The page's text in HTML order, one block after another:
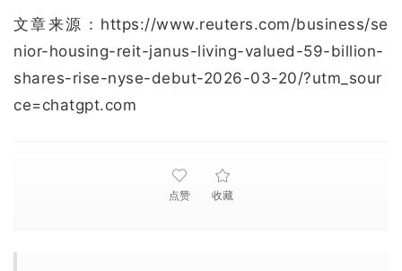
文章来源：https://www.reuters.com/business/se
nior-housing-reit-janus-living-valued-59-billion-
shares-rise-nyse-debut-2026-03-20/?utm_sour
ce=chatgpt.com
点赞 收藏